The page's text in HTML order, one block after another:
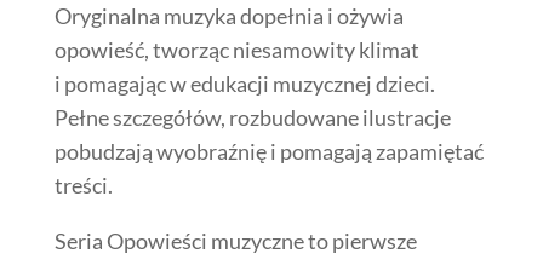
Oryginalna muzyka dopełnia i ożywia
opowieść, tworząc niesamowity klimat
i pomagając w edukacji muzycznej dzieci.
Pełne szczegółów, rozbudowane ilustracje
pobudzają wyobraźnię i pomagają zapamiętać
treści.
Seria Opowieści muzyczne to pierwsze